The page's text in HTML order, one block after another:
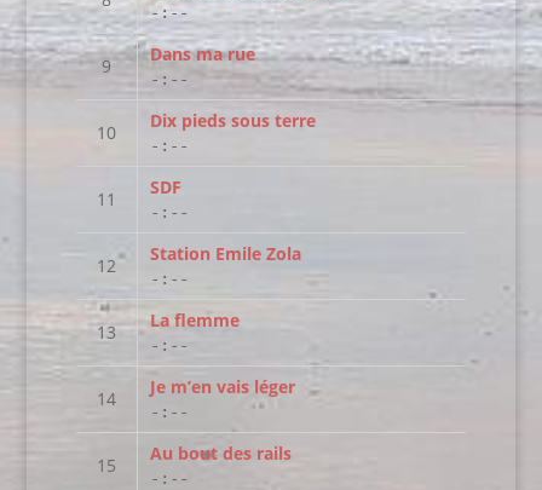
-:--
Dans ma rue
-:--
Dix pieds sous terre
-:--
SDF
-:--
Station Emile Zola
-:--
La flemme
-:--
Je m’en vais léger
-:--
Au bout des rails
-:--